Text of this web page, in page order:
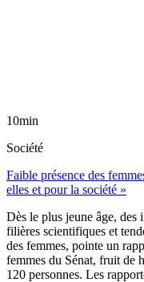
10min
Société
Faible présence des
elles et pour la société »
Dès le plus jeune âge, des
filières scientifiques et
des femmes, pointe un
femmes du Sénat, fruit de
120 personnes. Les